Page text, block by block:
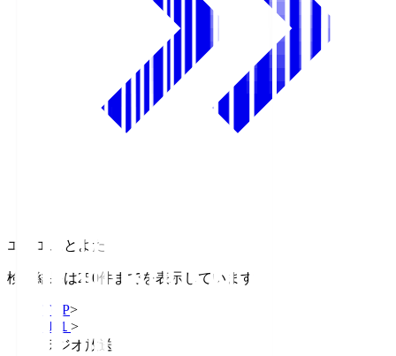
エフエムとよた
検索結果は250件までを表示しています
TOP>
Ｊ１ >
ラジオ放送